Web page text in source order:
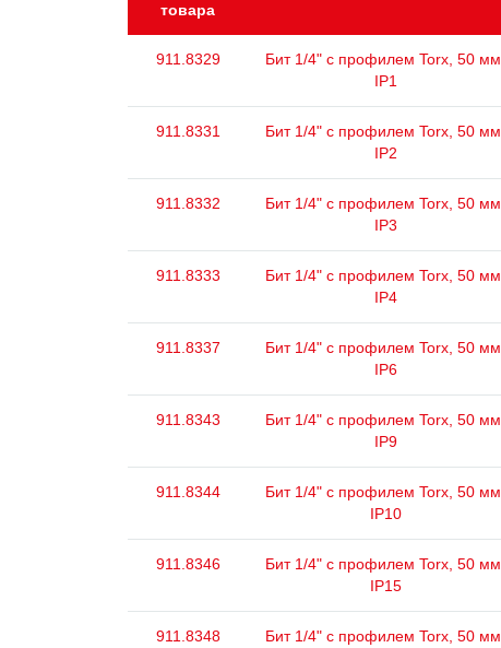
товара
911.8329
Бит 1/4" с профилем Torx, 50 мм,
IP1
911.8331
Бит 1/4" с профилем Torx, 50 мм,
IP2
911.8332
Бит 1/4" с профилем Torx, 50 мм,
IP3
911.8333
Бит 1/4" с профилем Torx, 50 мм,
IP4
911.8337
Бит 1/4" с профилем Torx, 50 мм,
IP6
911.8343
Бит 1/4" с профилем Torx, 50 мм,
IP9
911.8344
Бит 1/4" с профилем Torx, 50 мм,
IP10
911.8346
Бит 1/4" с профилем Torx, 50 мм,
IP15
911.8348
Бит 1/4" с профилем Torx, 50 мм,